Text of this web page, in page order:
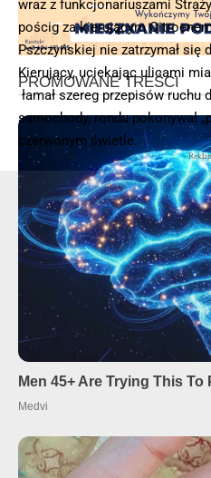
wraz z funkcjonariuszami
pościg za kierującym
Pszczyńskiej nie zatrzymał się
Kierujący, uciekając ulicami
łamał szereg przepisów ruchu
samochody, ronda pokonywał
czerwonym świetle.
-